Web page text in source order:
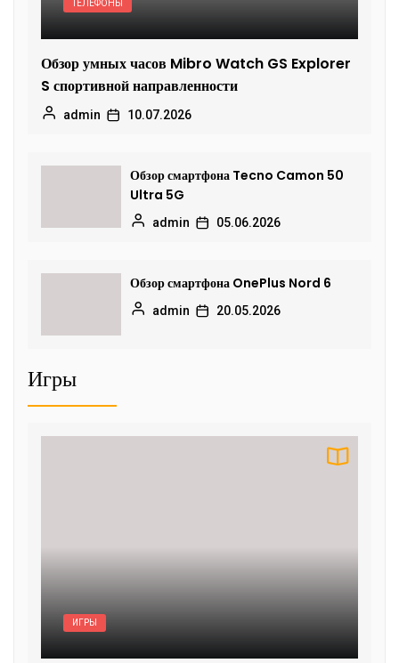
ТЕЛЕФОНЫ
Обзор умных часов Mibro Watch GS Explorer
S спортивной направленности
admin 10.07.2026
Обзор смартфона Tecno Camon 50
Ultra 5G
admin 05.06.2026
Обзор смартфона OnePlus Nord 6
admin 20.05.2026
Игры
ИГРЫ